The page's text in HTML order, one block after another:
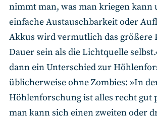
nimmt man, was man kriegen kann
einfache Austauschbarkeit oder
Akkus wird vermutlich das größere
Dauer sein als die Lichtquelle
dann ein Unterschied zur
üblicherweise ohne Zombies: »In
Höhlenforschung ist alles recht gut
man kann sich einen zweiten oder